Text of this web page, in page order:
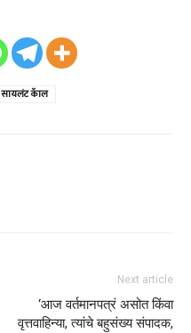
सायलंट कॅाल
Next article
‘आज वर्तमानपत्रं असोत किंवा
वृत्तवाहिन्या, त्यांचे बहुसंख्य संपादक,